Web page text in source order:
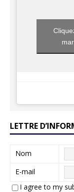
LETTRE
Nom
E-mail
I agree to my